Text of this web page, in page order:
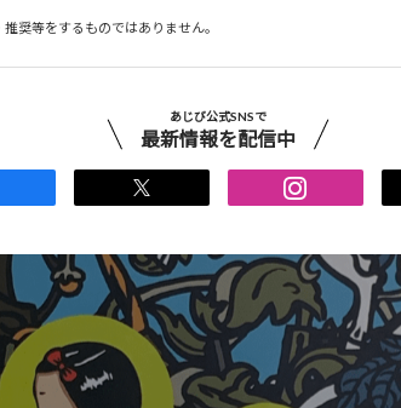
奨等をするものではありません。
あじび公式SNSで
最新情報を配信中